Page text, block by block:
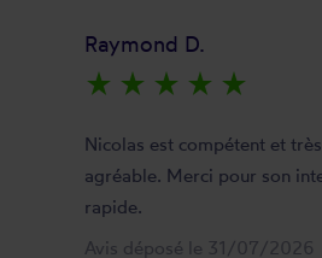
Raymond D.
star_rate star_rate star_rate star_rate star_rate
Nicolas est compétent et très
agréable. Merci pour son
rapide.
Avis déposé le 31/07/2026